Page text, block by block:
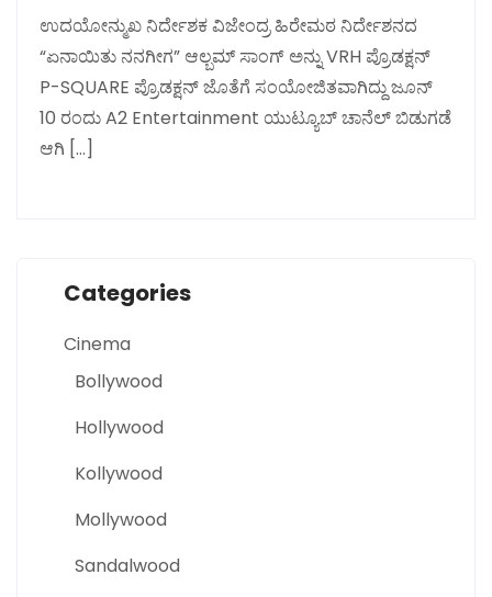
ಉದಯೋನ್ಮುಖ ನಿರ್ದೇಶಕ ವಿಜೇಂದ್ರ ಹಿರೇಮಠ ನಿರ್ದೇಶನದ
“ಏನಾಯಿತು ನನಗೀಗ” ಆಲ್ಬಮ್ ಸಾಂಗ್ ಅನ್ನು VRH ಪ್ರೊಡಕ್ಷನ್
P-SQUARE ಪ್ರೊಡಕ್ಷನ್ ಜೊತೆಗೆ ಸಂಯೋಜಿತವಾಗಿದ್ದು ಜೂನ್
10 ರಂದು A2 Entertainment ಯುಟ್ಯೂಬ್ ಚಾನೆಲ್ ಬಿಡುಗಡೆ
ಆಗಿ […]
Categories
Cinema
Bollywood
Hollywood
Kollywood
Mollywood
Sandalwood